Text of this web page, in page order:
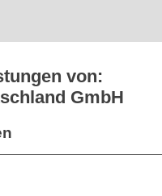
von:
GmbH